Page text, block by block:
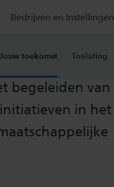
Bedrijven en Instellingen
toekomst Toelating
begeleiden van
in het